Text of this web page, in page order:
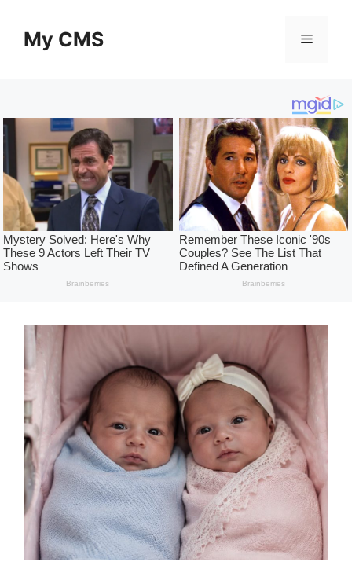
contentMy CMS Menu